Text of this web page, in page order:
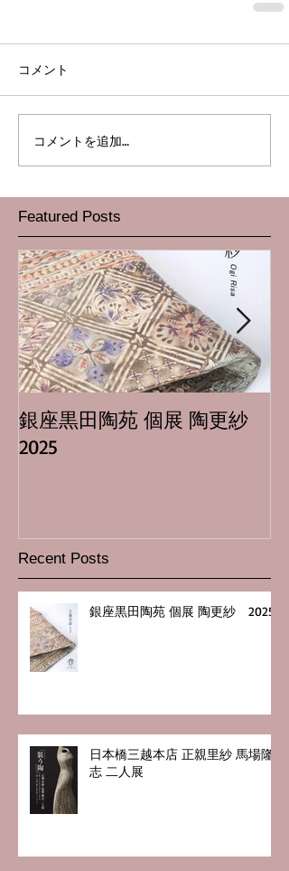
コメント
コメントを追加…
Featured Posts
銀座黒田陶苑 個展 陶更紗
2025
Recent Posts
銀座黒田陶苑 個展 陶更紗 2025
日本橋三越本店 正親里紗 馬場隆
志 二人展